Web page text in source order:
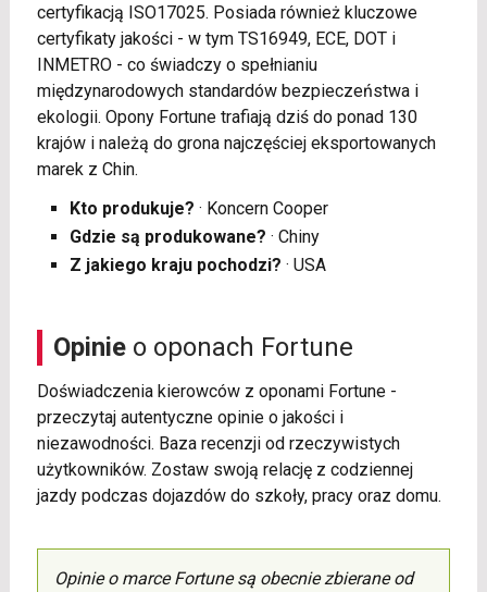
certyfikacją ISO17025. Posiada również kluczowe
certyfikaty jakości - w tym TS16949, ECE, DOT i
INMETRO - co świadczy o spełnianiu
międzynarodowych standardów bezpieczeństwa i
ekologii. Opony Fortune trafiają dziś do ponad 130
krajów i należą do grona najczęściej eksportowanych
marek z Chin.
Kto produkuje? · Koncern Cooper
Gdzie są produkowane? · Chiny
Z jakiego kraju pochodzi? · USA
Opinieo oponach Fortune
Doświadczenia kierowców z oponami Fortune -
przeczytaj autentyczne opinie o jakości i
niezawodności. Baza recenzji od rzeczywistych
użytkowników. Zostaw swoją relację z codziennej
jazdy podczas dojazdów do szkoły, pracy oraz domu.
Opinie o marce Fortune są obecnie zbierane od